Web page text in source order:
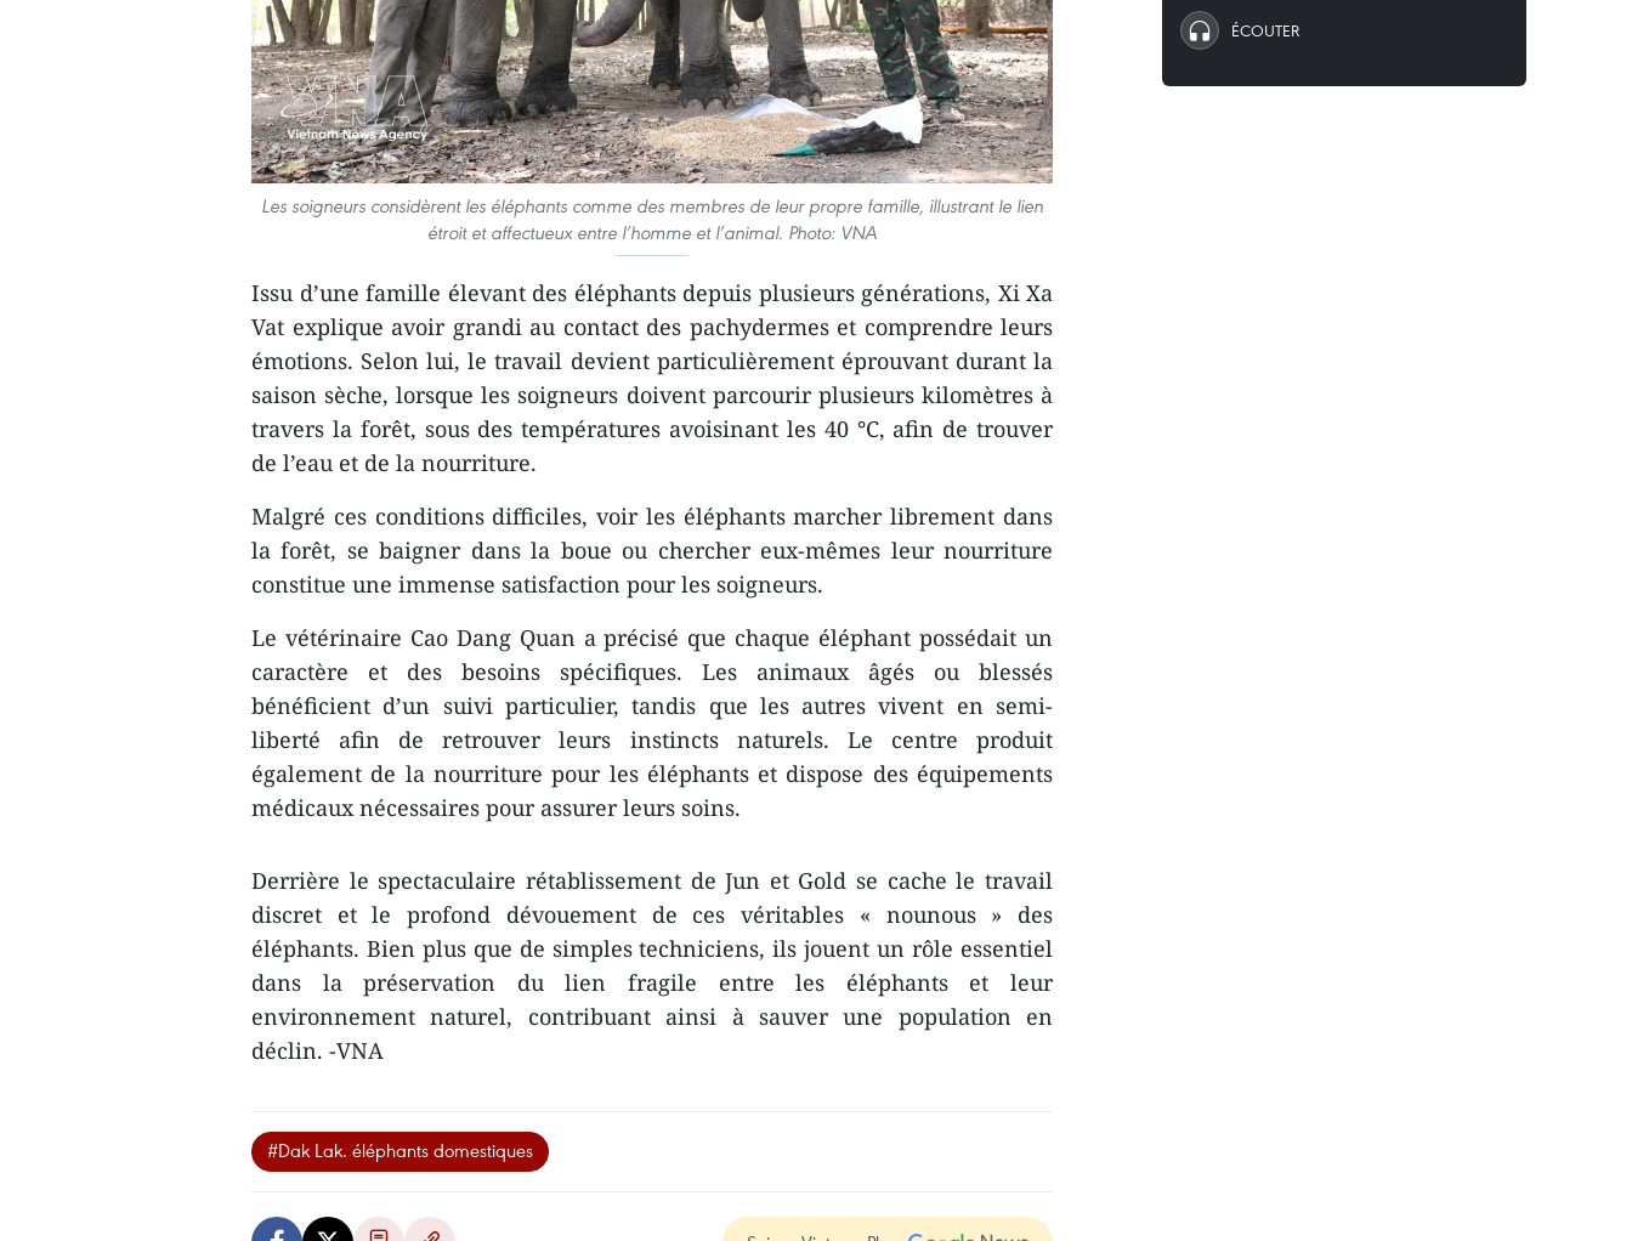
Les soigneurs considèrent les éléphants comme des membres de leur propre famille, illustrant le lien
étroit et affectueux entre l’homme et l’animal. Photo: VNA
Issu d’une famille élevant des éléphants depuis plusieurs générations, Xi Xa
Vat explique avoir grandi au contact des pachydermes et comprendre leurs
émotions. Selon lui, le travail devient particulièrement éprouvant durant la
saison sèche, lorsque les soigneurs doivent parcourir plusieurs kilomètres à
travers la forêt, sous des températures avoisinant les 40 °C, afin de trouver
de l’eau et de la nourriture.
Malgré ces conditions difficiles, voir les éléphants marcher librement dans
la forêt, se baigner dans la boue ou chercher eux-mêmes leur nourriture
constitue une immense satisfaction pour les soigneurs.
Le vétérinaire Cao Dang Quan a précisé que chaque éléphant possédait un
caractère et des besoins spécifiques. Les animaux âgés ou blessés
bénéficient d’un suivi particulier, tandis que les autres vivent en semi-
liberté afin de retrouver leurs instincts naturels. Le centre produit
également de la nourriture pour les éléphants et dispose des équipements
médicaux nécessaires pour assurer leurs soins.
Derrière le spectaculaire rétablissement de Jun et Gold se cache le travail
discret et le profond dévouement de ces véritables « nounous » des
éléphants. Bien plus que de simples techniciens, ils jouent un rôle essentiel
dans la préservation du lien fragile entre les éléphants et leur
environnement naturel, contribuant ainsi à sauver une population en
déclin. -VNA
#Dak Lak. éléphants domestiques
ÉCOUTER